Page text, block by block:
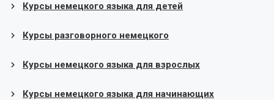
Курсы немецкого языка для детей
Курсы разговорного немецкого
Курсы немецкого языка для взрослых
Курсы немецкого языка для начинающих